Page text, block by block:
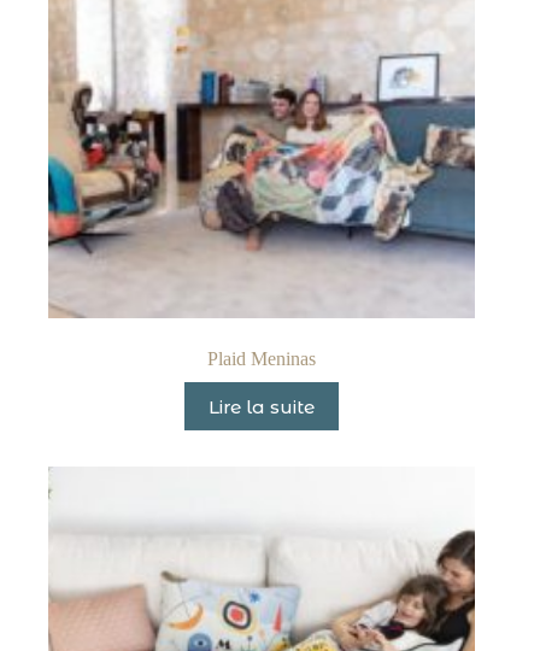
Plaid Meninas
Lire la suite